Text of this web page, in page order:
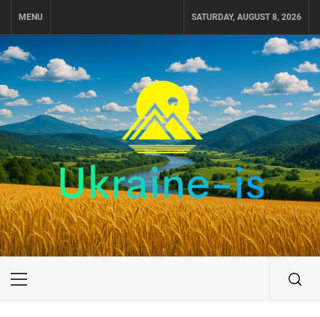
MENU SATURDAY, AUGUST 8, 2026
UKRAINE-IS
ПОДОРОЖI ПО УКРАЇНІ
Primary